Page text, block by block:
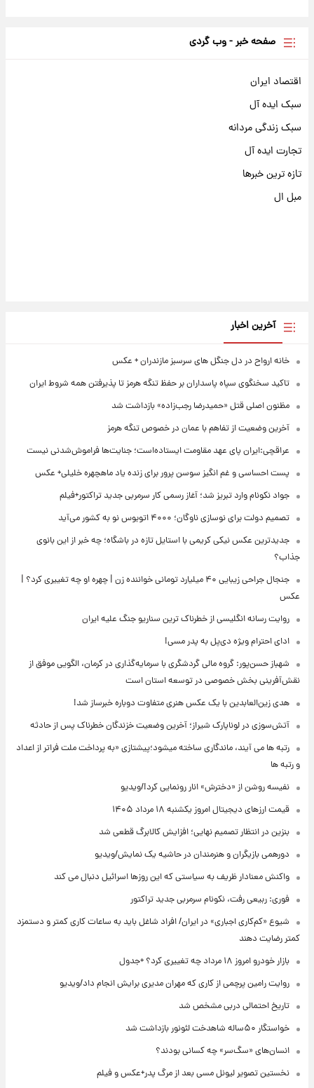
صفحه خبر - وب گردی
اقتصاد ایران
سبک ایده آل
سبک زندگی مردانه
تجارت ایده آل
تازه ترین خبرها
مبل ال
آخرین اخبار
خانه ارواح در دل جنگل های سرسبز مازندران + عکس
تاکید سخنگوی سپاه پاسداران بر حفظ تنگه هرمز تا پذیرفتن همه شروط ایران
مظنون اصلی قتل «حمیدرضا رجب‌زاده» بازداشت شد
آخرین وضعیت از تفاهم با عمان در خصوص تنگه هرمز
عراقچی:ایران پای عهد مقاومت ایستاده‌است؛ جنایت‌ها فراموش‌شدنی نیست
پست احساسی و غم انگیز سوسن پرور برای زنده یاد ماهچهره خلیلی+ عکس
جواد نکونام وارد تبریز شد؛ آغاز رسمی کار سرمربی جدید تراکتور+فیلم
تصمیم دولت برای نوسازی ناوگان؛ ۴۰۰۰ اتوبوس نو به کشور می‌آید
جدیدترین عکس نیکی کریمی با استایل تازه در باشگاه؛ چه خبر از این بانوی
جذاب؟
جنجال جراحی زیبایی ۴۰ میلیارد تومانی خواننده زن | چهره او چه تغییری کرد؟ |
عکس
روایت رسانه انگلیسی از خطرناک ترین سناریو جنگ علیه ایران
ادای احترام ویژه دی‌پل به پدر مسی!
شهباز حسن‌پور: گروه مالی گردشگری با سرمایه‌گذاری در کرمان، الگویی موفق از
نقش‌آفرینی بخش خصوصی در توسعه استان است
هدی زین‌العابدین با یک عکس هنری متفاوت دوباره خبرساز شد!
آتش‌سوزی در لوناپارک شیراز؛ آخرین وضعیت خزندگان خطرناک پس از حادثه
رتبه ها می آیند، ماندگاری ساخته میشود؛پیشتازی «به پرداخت ملت فراتر از اعداد
و رتبه ها
نفیسه روشن از «دخترش» انار رونمایی کرد!/ویدیو
قیمت ارزهای دیجیتال امروز یکشنبه ۱۸ مرداد ۱۴۰۵
بنزین در انتظار تصمیم نهایی؛ افزایش کالابرگ قطعی شد
دورهمی بازیگران و هنرمندان در حاشیه یک نمایش/ویدیو
واکنش معنادار ظریف به سیاستی که این روزها اسرائیل دنبال می کند
فوری: ربیعی رفت، نکونام سرمربی جدید تراکتور
شیوع «کم‌کاری اجباری» در ایران/ افراد شاغل باید به ساعات کاری کمتر و دستمزد
کمتر رضایت دهند
بازار خودرو امروز ۱۸ مرداد چه تغییری کرد؟ +جدول
روایت رامین پرچمی از کاری که مهران مدیری برایش انجام داد/ویدیو
تاریخ احتمالی دربی مشخص شد
خواستگار ۵۰ساله شاهدخت لئونور بازداشت شد
انسان‌های «سگ‌سر» چه کسانی بودند؟
نخستین تصویر لیونل مسی بعد از مرگ پدر+عکس و فیلم